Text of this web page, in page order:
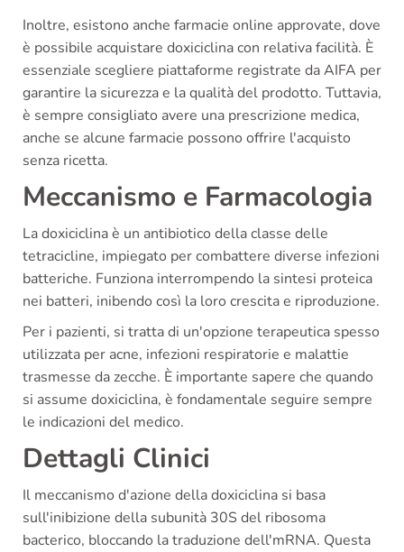
Inoltre, esistono anche farmacie online approvate, dove
è possibile acquistare doxiciclina con relativa facilità. È
essenziale scegliere piattaforme registrate da AIFA per
garantire la sicurezza e la qualità del prodotto. Tuttavia,
è sempre consigliato avere una prescrizione medica,
anche se alcune farmacie possono offrire l'acquisto
senza ricetta.
Meccanismo e Farmacologia
La doxiciclina è un antibiotico della classe delle
tetracicline, impiegato per combattere diverse infezioni
batteriche. Funziona interrompendo la sintesi proteica
nei batteri, inibendo così la loro crescita e riproduzione.
Per i pazienti, si tratta di un'opzione terapeutica spesso
utilizzata per acne, infezioni respiratorie e malattie
trasmesse da zecche. È importante sapere che quando
si assume doxiciclina, è fondamentale seguire sempre
le indicazioni del medico.
Dettagli Clinici
Il meccanismo d'azione della doxiciclina si basa
sull'inibizione della subunità 30S del ribosoma
bacterico, bloccando la traduzione dell'mRNA. Questa